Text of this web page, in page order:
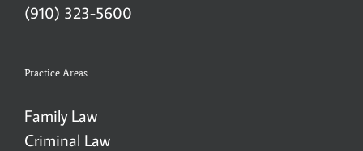
(910) 323-5600
Practice Areas
Family Law
Criminal Law